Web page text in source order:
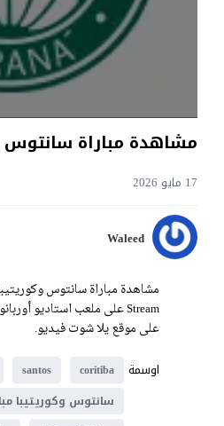
مشاهدة مباراة سانتوس وكوريتيبا بث
17 مايو 2026
Waleed
على موقع يلا شوت فيديو.
اوسمة
coritiba
santos
سانتوس وكوريتيبا